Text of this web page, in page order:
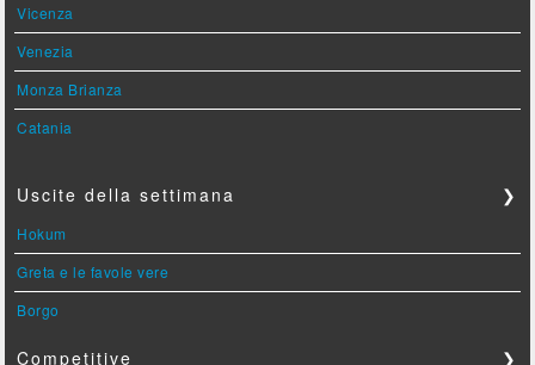
Vicenza
Venezia
Monza Brianza
Catania
Uscite della settimana ❯
Hokum
Greta e le favole vere
Borgo
Competitive ❯